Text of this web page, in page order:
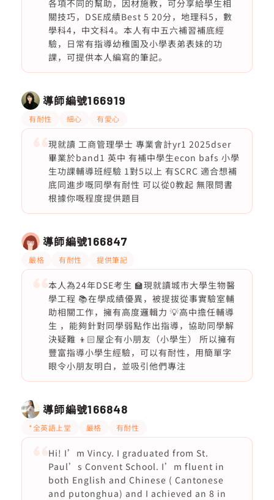
各項不同的幫助，因材施教，可分享給學生相
關技巧，DSE成績Best 5 20分，地理科5，數
學科4，中文科4。本人有中五六補習補底經
驗，日常有指導幼稚園及小學表弟表妹的功
課，可提供本人編寫的筆記。
導師編號166919
有耐性 細心 有愛心
現就讀 工商管理學士 專業會計yr1 2025dser
畢業於band1 英中 有補中學生econ bafs 小學
生功課輔導班經驗 1對5以上 有SCRC 適合想補
底同進步嘅同學有耐性 可以從0教起 無限問書
根據你嘅程度提供題目
導師編號166847
嚴格 有耐性 提供筆記
本人為24年DSE考生 🏫現就讀城市大學生物醫
學工程 📚在學成績優異，被提拔從事實驗室輔
助相關工作，擁有高度邏輯力 💡高中擔任輔導
生 ，能夠針對同學弱點作出指導，協助同學解
決疑難 👦🏻屋企有小朋友（小學生） 所以擁有
豐富指導小學生經驗，可以有耐性，用簡單字
眼令小朋友明白，並吸引他們專注
導師編號166848
*全英語上堂 嚴格 有耐性
Hi! I’m Vincy. I graduated from St.
Paul’s Convent School. I’m fluent in
both English and Chinese ( Cantonese
and putonghua) and I achieved an 8 in